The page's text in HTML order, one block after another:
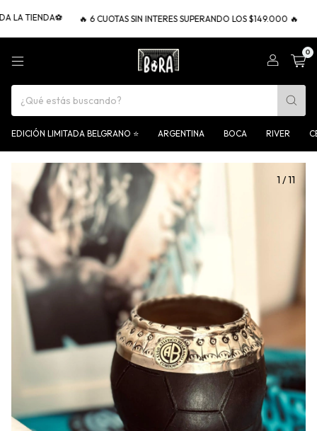
🔥 6 CUOTAS SIN INTERES SUPERANDO LOS $149.000 🔥 🧉
0
EDICIÓN LIMITADA BELGRANO ⭐ ARGENTINA BOCA RIVER
1 /11